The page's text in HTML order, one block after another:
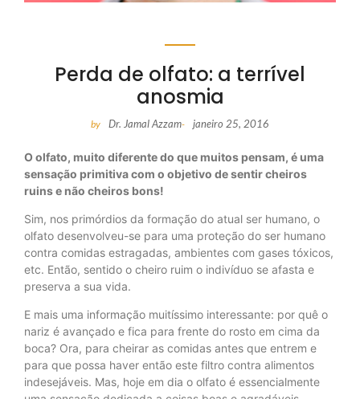
Perda de olfato: a terrível
anosmia
by Dr. Jamal Azzam- janeiro 25, 2016
O olfato, muito diferente do que muitos pensam, é uma
sensação primitiva com o objetivo de sentir cheiros
ruins e não cheiros bons!
Sim, nos primórdios da formação do atual ser humano, o
olfato desenvolveu-se para uma proteção do ser humano
contra comidas estragadas, ambientes com gases tóxicos,
etc. Então, sentido o cheiro ruim o indivíduo se afasta e
preserva a sua vida.
E mais uma informação muitíssimo interessante: por quê o
nariz é avançado e fica para frente do rosto em cima da
boca? Ora, para cheirar as comidas antes que entrem e
para que possa haver então este filtro contra alimentos
indesejáveis. Mas, hoje em dia o olfato é essencialmente